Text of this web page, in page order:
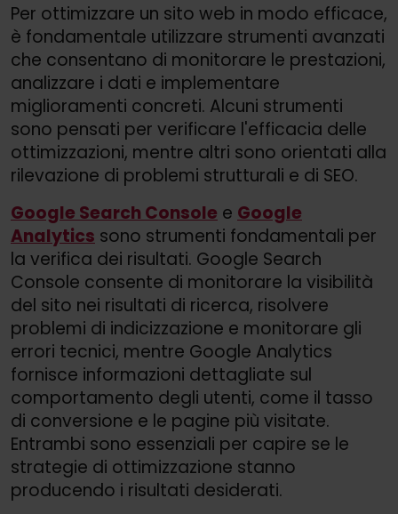
Per ottimizzare un sito web in modo efficace,
è fondamentale utilizzare strumenti avanzati
che consentano di monitorare le prestazioni,
analizzare i dati e implementare
miglioramenti concreti. Alcuni strumenti
sono pensati per verificare l'efficacia delle
ottimizzazioni, mentre altri sono orientati alla
rilevazione di problemi strutturali e di SEO.
Google Search Console e Google
Analytics sono strumenti fondamentali per
la verifica dei risultati. Google Search
Console consente di monitorare la visibilità
del sito nei risultati di ricerca, risolvere
problemi di indicizzazione e monitorare gli
errori tecnici, mentre Google Analytics
fornisce informazioni dettagliate sul
comportamento degli utenti, come il tasso
di conversione e le pagine più visitate.
Entrambi sono essenziali per capire se le
strategie di ottimizzazione stanno
producendo i risultati desiderati.